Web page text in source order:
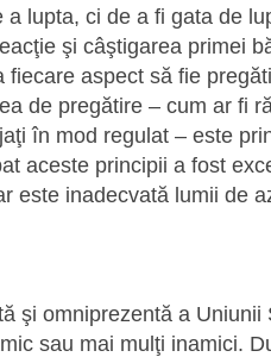
lup­ta, ci de a fi gata de
şi câş­tigarea primei
fiecare as­pect să fie
de pre­gătire – cum ar fi
în mod regulat – este
aceste prin­cipii a fost
este inadec­vată lumii de
şi omniprezentă a Uniunii
sau mai mulţi inamici.